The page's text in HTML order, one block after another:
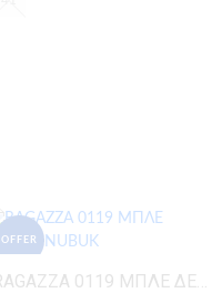
OFFER
RAGAZZA 0119 ΜΠΛΕ ΔΕΡΜΑ-NUBUK